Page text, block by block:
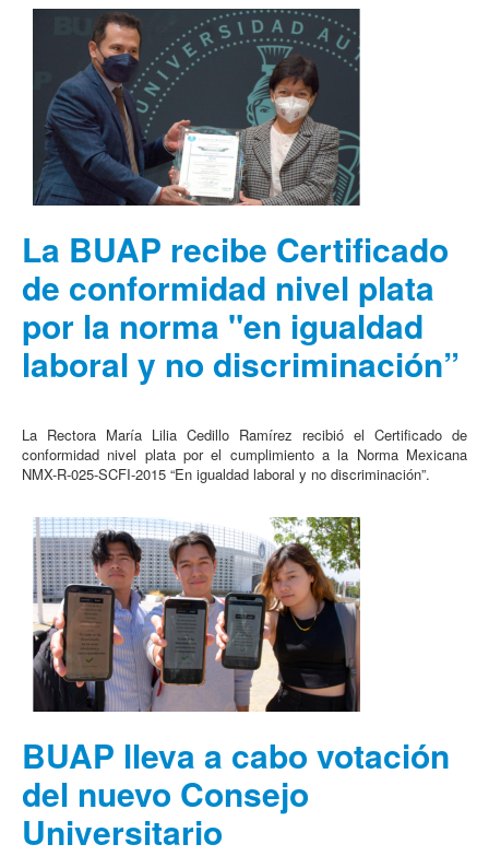
La BUAP recibe Certificado
de conformidad nivel plata
por la norma "en igualdad
laboral y no discriminación”
La Rectora María Lilia Cedillo Ramírez recibió el Certificado de
conformidad nivel plata por el cumplimiento a la Norma Mexicana
NMX-R-025-SCFI-2015 “En igualdad laboral y no discriminación”.
BUAP lleva a cabo votación
del nuevo Consejo
Universitario